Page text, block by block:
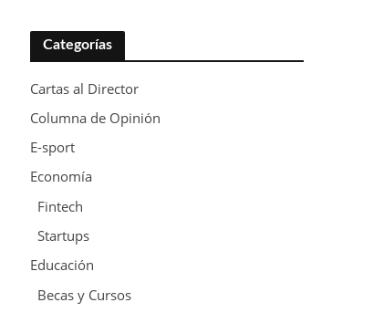
Categorías
Cartas al Director
Columna de Opinión
E-sport
Economía
Fintech
Startups
Educación
Becas y Cursos